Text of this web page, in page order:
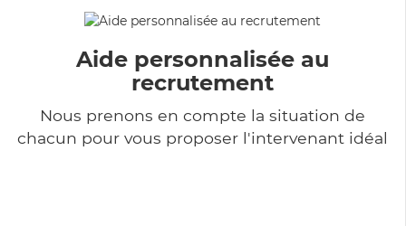
Aide personnalisée au
recrutement
Nous prenons en compte la situation de
chacun pour vous proposer l'intervenant idéal